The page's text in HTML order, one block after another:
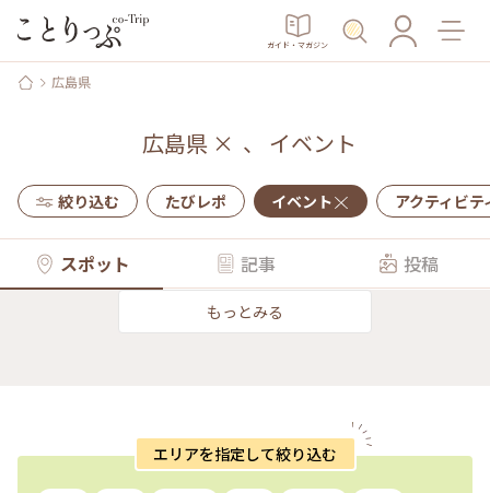
ガイド・マガジン
広島県
広島県 × 、 イベント
絞り込む たびレポ イベント アクティビテ
スポット 記事 投稿
もっとみる
エリアを指定して絞り込む